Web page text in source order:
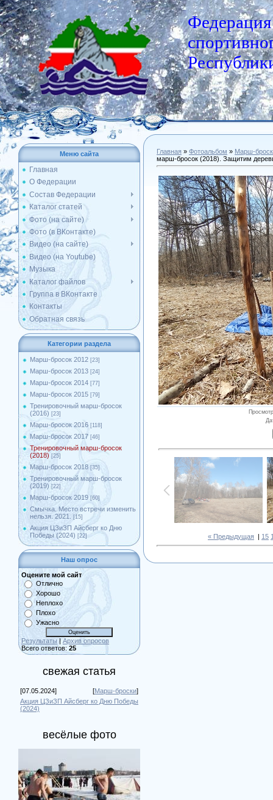
Федерация
Меню сайта
Главная
О Федерации
Состав Федерации
Каталог статей
Фото (на сайте)
Фото (в ВКонтакте)
Видео (на сайте)
Видео (на Youtube)
Музыка
Каталог файлов
Группа в ВКонтакте
Контакты
Обратная связь
Категории раздела
Марш-бросок 2012 [23]
Марш-бросок 2013 [24]
Марш-бросок 2014 [77]
Марш-бросок 2015 [79]
Тренировочный марш-бросок
(2016) [23]
Марш-бросок 2016 [118]
Марш-бросок 2017 [46]
Тренировочный марш-бросок
(2018) [25]
Марш-бросок 2018 [35]
Тренировочный марш-бросок
(2019) [22]
Марш-бросок 2019 [60]
Смычка. Место встречи изменить
нельзя. 2021.
[15]
Акция ЦЗиЗП Айсберг ко Дню
Победы (2024) [22]
Наш опрос
Оцените мой сайт
Отлично
Хорошо
Неплохо
Плохо
Ужасно
Результаты | Архив опросов
Всего ответов: 25
свежая статья
[07.05.2024] [Марш-броски]
Акция ЦЗиЗП Айсберг ко Дню Победы
(2024)
весёлые фото
Главная » Фотоальбом » Марш-
марш-бросок (2018). Защитим
« Предыдущая | 15